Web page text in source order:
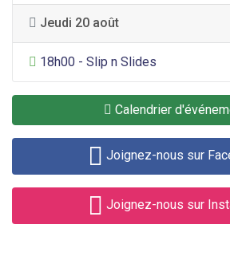
Jeudi 20 août
Divertissement général
18h00 - Slip n Slides
Calendrier
Joignez-nous sur
Joignez-nous sur